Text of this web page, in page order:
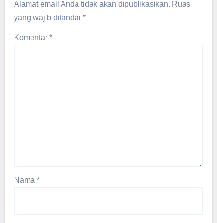
Alamat email Anda tidak akan dipublikasikan. Ruas
yang wajib ditandai*
Komentar*
Nama*